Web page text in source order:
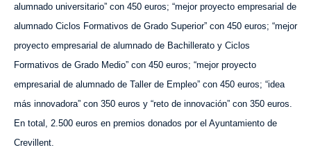
alumnado universitario” con 450 euros; “mejor proyecto empresarial de
alumnado Ciclos Formativos de Grado Superior” con 450 euros; “mejor
proyecto empresarial de alumnado de Bachillerato y Ciclos
Formativos de Grado Medio” con 450 euros; “mejor proyecto
empresarial de alumnado de Taller de Empleo” con 450 euros; “idea
más innovadora” con 350 euros y “reto de innovación” con 350 euros.
En total, 2.500 euros en premios donados por el Ayuntamiento de
Crevillent.